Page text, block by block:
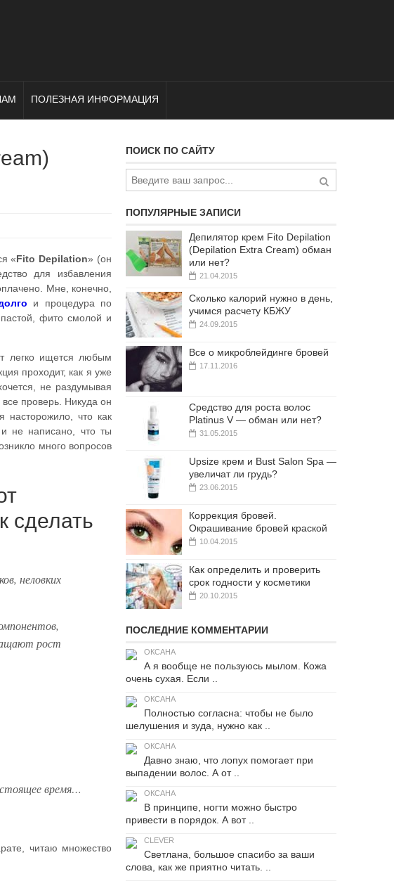
ПОЛЕЗНАЯ ИНФОРМАЦИЯ
«Fito Depilation» (он
для избавления
Мне, конечно,
и процедура по
фито смолой и
легко ищется любым
проходит, как я уже
не раздумывая
проверь. Никуда он
что как
не написано, что ты
много вопросов
сделать
неловких
рост
время…
читаю множество
ПОИСК ПО САЙТУ
ПОПУЛЯРНЫЕ ЗАПИСИ
Депилятор крем Fito Depilation
(Depilation Extra Cream) обман
или нет?
21.04.2015
Сколько калорий нужно в день,
учимся расчету КБЖУ
24.09.2015
Все о микроблейдинге бровей
17.11.2016
Средство для роста волос
Platinus V — обман или нет?
31.05.2015
Upsize крем и Bust Salon Spa —
увеличат ли грудь?
23.06.2015
Коррекция бровей.
Окрашивание бровей краской
10.04.2015
Как определить и проверить
срок годности у косметики
20.10.2015
ПОСЛЕДНИЕ КОММЕНТАРИИ
ОКСАНА
А я вообще не пользуюсь мылом. Кожа
очень сухая. Если ..
ОКСАНА
Полностью согласна: чтобы не было
шелушения и зуда, нужно как ..
ОКСАНА
Давно знаю, что лопух помогает при
выпадении волос. А от ..
ОКСАНА
В принципе, ногти можно быстро
привести в порядок. А вот ..
CLEVER
Светлана, большое спасибо за ваши
слова, как же приятно читать. ..